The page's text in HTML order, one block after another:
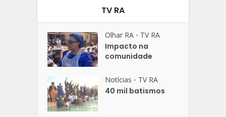
TV RA
Olhar RA • TV RA
Impacto na
comunidade
Notícias • TV RA
40 mil batismos